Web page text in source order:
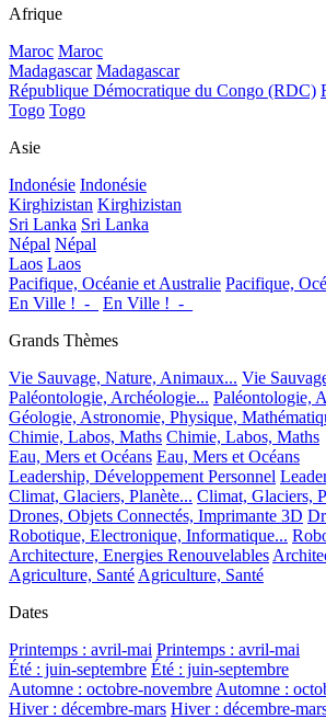
Afrique
Maroc Maroc
Madagascar Madagascar
République Démocratique du Congo (RDC)
Togo Togo
Asie
Indonésie Indonésie
Kirghizistan Kirghizistan
Sri Lanka Sri Lanka
Népal Népal
Laos Laos
Pacifique, Océanie et Australie Pacifique,
En Ville !_-_
En Ville !_-_
Grands Thèmes
Vie Sauvage, Nature, Animaux... Vie
Paléontologie, Archéologie... Paléontologie,
Géologie, Astronomie, Physique,
Chimie, Labos, Maths Chimie, Labos, Maths
Eau, Mers et Océans Eau, Mers et Océans
Leadership, Développement Personnel
Climat, Glaciers, Planète... Climat, Glaciers,
Drones, Objets Connectés, Imprimante 3D
Robotique, Electronique, Informatique...
Architecture, Energies Renouvelables
Agriculture, Santé Agriculture, Santé
Dates
Printemps : avril-mai Printemps : avril-mai
Été : juin-septembre Été : juin-septembre
Automne : octobre-novembre Automne :
Hiver : décembre-mars Hiver : décembre-